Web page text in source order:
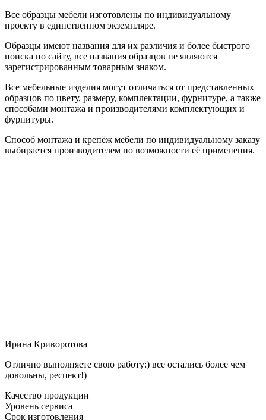
Все образцы мебели изготовлены по индивидуальному
проекту в единственном экземпляре.
Образцы имеют названия для их различия и более быстрого
поиска по сайту, все названия образцов не являются
зарегистрированным товарным знаком.
Все мебельные изделия могут отличаться от представленных
образцов по цвету, размеру, комплектации, фурнитуре, а также
способами монтажа и производителями комплектующих и
фурнитуры.
Способ монтажа и крепёж мебели по индивидуальному заказу
выбирается производителем по возможности её применения.
Ирина Криворотова
Отлично выполняете свою работу:) все остались более чем
довольны, респект!)
Качество продукции
Уровень сервиса
Срок изготовления